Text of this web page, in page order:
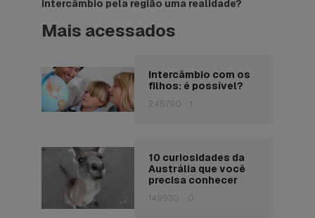
intercâmbio pela região uma realidade?
Mais acessados
Intercâmbio com os
filhos: é possível?
245790 1
10 curiosidades da
Austrália que você
precisa conhecer
149930 0